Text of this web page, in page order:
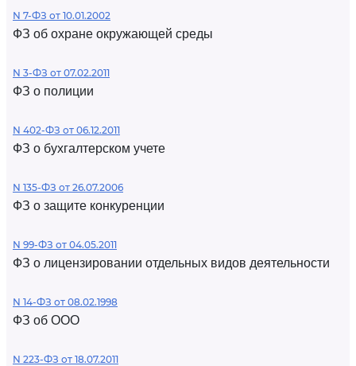
N 7-ФЗ от 10.01.2002
ФЗ об охране окружающей среды
N 3-ФЗ от 07.02.2011
ФЗ о полиции
N 402-ФЗ от 06.12.2011
ФЗ о бухгалтерском учете
N 135-ФЗ от 26.07.2006
ФЗ о защите конкуренции
N 99-ФЗ от 04.05.2011
ФЗ о лицензировании отдельных видов деятельности
N 14-ФЗ от 08.02.1998
ФЗ об ООО
N 223-ФЗ от 18.07.2011